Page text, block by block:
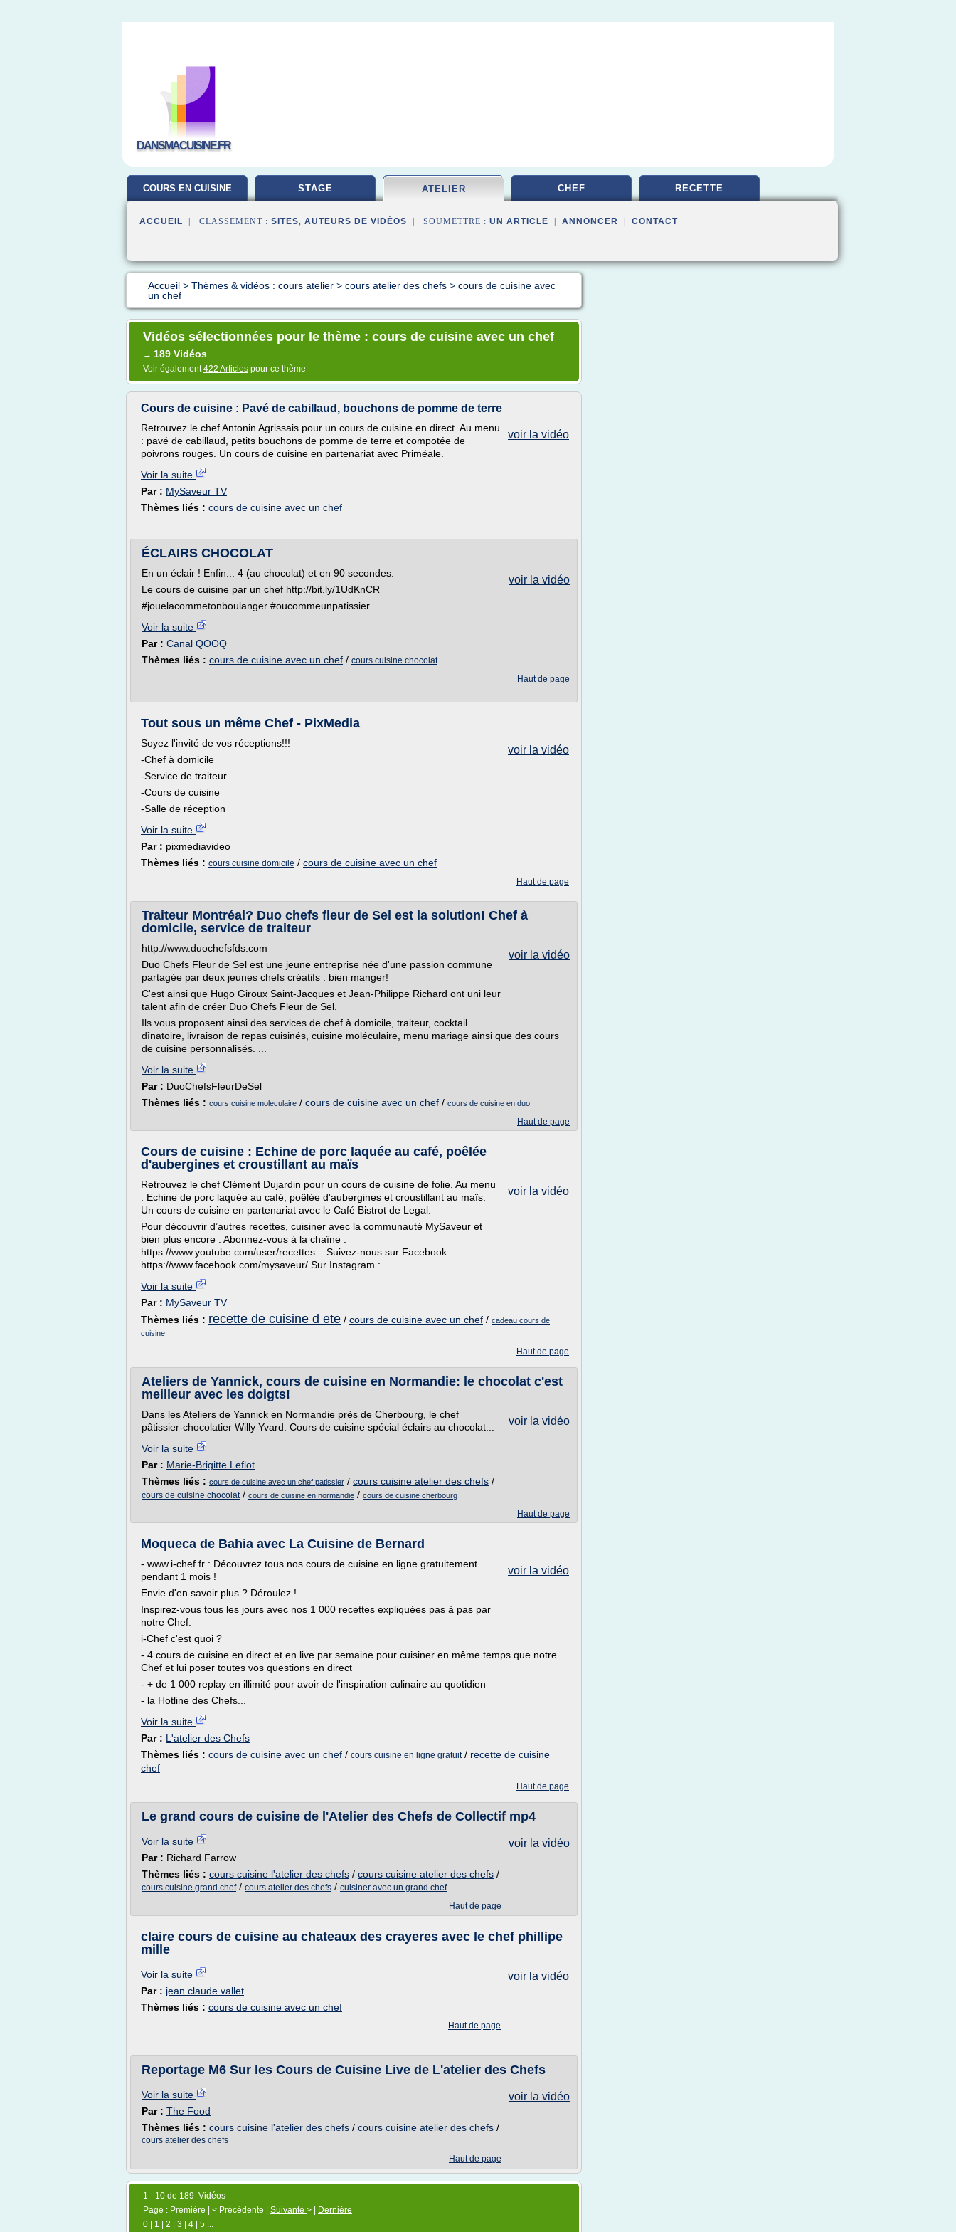
DANSMACUISINE.FR
COURS EN CUISINE STAGE ATELIER CHEF RECETTE
ACCUEIL | CLASSEMENT : SITES, AUTEURS DE VIDÉOS | SOUMETTRE : UN ARTICLE ANNONCER CONTACT
Accueil > Thèmes & vidéos : cours atelier > cours atelier des chefs > cours de cuisine avec
un chef
Vidéos sélectionnées pour le thème : cours de cuisine avec un chef
→ 189 Vidéos
Voir également422 Articles pour ce thème
Cours de cuisine : Pavé de cabillaud, bouchons de pomme de terre
voir la vidéo
Retrouvez le chef Antonin Agrissais pour un cours de cuisine en direct. Au menu
: pavé de cabillaud, petits bouchons de pomme de terre et compotée de
poivrons rouges. Un cours de cuisine en partenariat avec Priméale.
Voir la suite
Par : MySaveur TV
Thèmes liés : cours de cuisine avec un chef
ÉCLAIRS CHOCOLAT
voir la vidéo
En un éclair ! Enfin... 4 (au chocolat) et en 90 secondes.
Le cours de cuisine par un chef http://bit.ly/1UdKnCR
#jouelacommetonboulanger #oucommeunpatissier
Voir la suite
Par : Canal QOOQ
Thèmes liés : cours de cuisine avec un chef / cours cuisine chocolat
Haut de page
Tout sous un même Chef - PixMedia
voir la vidéo
Soyez l'invité de vos réceptions!!!
-Chef à domicile
-Service de traiteur
-Cours de cuisine
-Salle de réception
Voir la suite
Par : pixmediavideo
Thèmes liés : cours cuisine domicile / cours de cuisine avec un chef
Haut de page
Traiteur Montréal? Duo chefs fleur de Sel est la solution! Chef à
domicile, service de traiteur
voir la vidéo
http://www.duochefsfds.com
Duo Chefs Fleur de Sel est une jeune entreprise née d'une passion commune
partagée par deux jeunes chefs créatifs : bien manger!
C'est ainsi que Hugo Giroux Saint-Jacques et Jean-Philippe Richard ont uni leur
talent afin de créer Duo Chefs Fleur de Sel.
Ils vous proposent ainsi des services de chef à domicile, traiteur, cocktail
dînatoire, livraison de repas cuisinés, cuisine moléculaire, menu mariage ainsi que des cours
de cuisine personnalisés. ...
Voir la suite
Par : DuoChefsFleurDeSel
Thèmes liés : cours cuisine moleculaire / cours de cuisine avec un chef / cours de cuisine en duo
Haut de page
Cours de cuisine : Echine de porc laquée au café, poêlée
d'aubergines et croustillant au maïs
voir la vidéo
Retrouvez le chef Clément Dujardin pour un cours de cuisine de folie. Au menu
: Echine de porc laquée au café, poêlée d'aubergines et croustillant au maïs.
Un cours de cuisine en partenariat avec le Café Bistrot de Legal.
Pour découvrir d’autres recettes, cuisiner avec la communauté MySaveur et
bien plus encore : Abonnez-vous à la chaîne :
https://www.youtube.com/user/recettes... Suivez-nous sur Facebook :
https://www.facebook.com/mysaveur/ Sur Instagram :...
Voir la suite
Par : MySaveur TV
Thèmes liés : recette de cuisine d ete / cours de cuisine avec un chef / cadeau cours de
cuisine
Haut de page
Ateliers de Yannick, cours de cuisine en Normandie: le chocolat c'est
meilleur avec les doigts!
voir la vidéo
Dans les Ateliers de Yannick en Normandie près de Cherbourg, le chef
pâtissier-chocolatier Willy Yvard. Cours de cuisine spécial éclairs au chocolat...
Voir la suite
Par : Marie-Brigitte Leflot
Thèmes liés : cours de cuisine avec un chef patissier / cours cuisine atelier des chefs /
cours de cuisine chocolat/ cours de cuisine en normandie / cours de cuisine cherbourg
Haut de page
Moqueca de Bahia avec La Cuisine de Bernard
voir la vidéo
- www.i-chef.fr : Découvrez tous nos cours de cuisine en ligne gratuitement
pendant 1 mois !
Envie d'en savoir plus ? Déroulez !
Inspirez-vous tous les jours avec nos 1 000 recettes expliquées pas à pas par
notre Chef.
i-Chef c'est quoi ?
- 4 cours de cuisine en direct et en live par semaine pour cuisiner en même temps que notre
Chef et lui poser toutes vos questions en direct
- + de 1 000 replay en illimité pour avoir de l'inspiration culinaire au quotidien
- la Hotline des Chefs...
Voir la suite
Par : L'atelier des Chefs
Thèmes liés : cours de cuisine avec un chef / cours cuisine en ligne gratuit/ recette de cuisine
chef
Haut de page
Le grand cours de cuisine de l'Atelier des Chefs de Collectif mp4
voir la vidéo
Voir la suite
Par : Richard Farrow
Thèmes liés : cours cuisine l'atelier des chefs / cours cuisine atelier des chefs /
cours cuisine grand chef/ cours atelier des chefs / cuisiner avec un grand chef
Haut de page
claire cours de cuisine au chateaux des crayeres avec le chef phillipe
mille
voir la vidéo
Voir la suite
Par : jean claude vallet
Thèmes liés : cours de cuisine avec un chef
Haut de page
Reportage M6 Sur les Cours de Cuisine Live de L'atelier des Chefs
voir la vidéo
Voir la suite
Par : The Food
Thèmes liés : cours cuisine l'atelier des chefs / cours cuisine atelier des chefs /
cours atelier des chefs
Haut de page
1 - 10 de 189 Vidéos
Page : Première | < Précédente | Suivante > |
Dernière
0
1 2 3 4 5 ...